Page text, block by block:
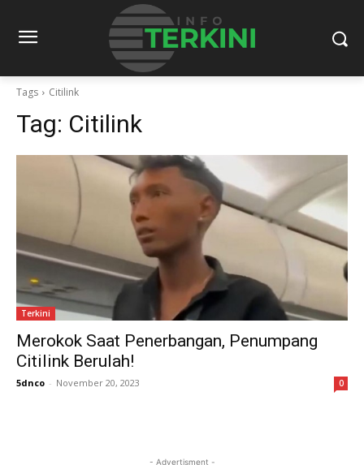
Tags Citilink
Tag: Citilink
Terkini
Merokok Saat Penerbangan, Penumpang
Citilink Berulah!
5dnco - November 20, 2023 0
- Advertisment -